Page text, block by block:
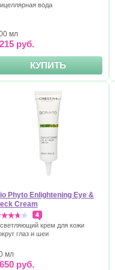
вода
мл
руб.
КУПИТЬ
Phyto Enlightening Eye &
Cream
4
крем для кожи
глаз и шеи
мл
руб.